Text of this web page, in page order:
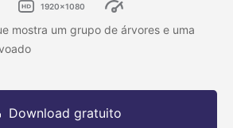
1920x1080
mostra um grupo de árvores e uma
Download gratuito